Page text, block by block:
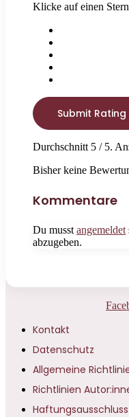
Klicke auf einen
Submit Rating
Durchschnitt 5 / 5.
Bisher keine
Kommentare
Du musst angemeldet
abzugeben.
Kontakt
Datenschutz
Allgemeine
Richtlinien
Haftungsausschluss